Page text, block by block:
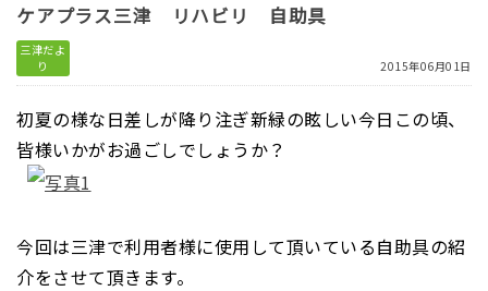
一日体験
ケアプラス三津 リハビリ 自助具
三津だよ
り
2015年06月01日
初夏の様な日差しが降り注ぎ新緑の眩しい今日この頃、
皆様いかがお過ごしでしょうか？
今回は三津で利用者様に使用して頂いている自助具の紹
介をさせて頂きます。